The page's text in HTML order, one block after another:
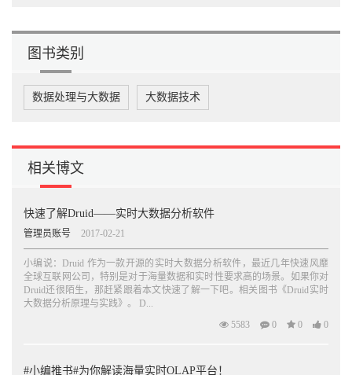
3.5.1 内存为王的查询之道49
3.5.2 层的分组功能50
3.5.3 高可用性与可扩展性51
3.6 查询节点51
3.6.3 高可用性52
3.7 协调节点53
3.7.1 集群数据负载均衡的主宰53
3.7.3 副本实现Segment 的高可用性54
3.7.4 高可用性54
3.8 索引服务54
3.8.1 主从结构的架构54
3.8.2 统治节点55
3.8.3 中间管理者与苦工56
3.8.4 任务56
4.1 安装准备58
图书类别
数据处理与大数据 大数据技术
相关博文
快速了解Druid——实时大数据分析软件
管理员账号 2017-02-21
小编说：Druid 作为一款开源的实时大数据分析软件，最近几年快速风靡
全球互联网公司，特别是对于海量数据和实时性要求高的场景。如果你对
Druid还很陌生，那赶紧跟着本文快速了解一下吧。相关图书《Druid实时
大数据分析原理与实践》。 D...
5583
0 0 0
#小编推书#为你解读海量实时OLAP平台！